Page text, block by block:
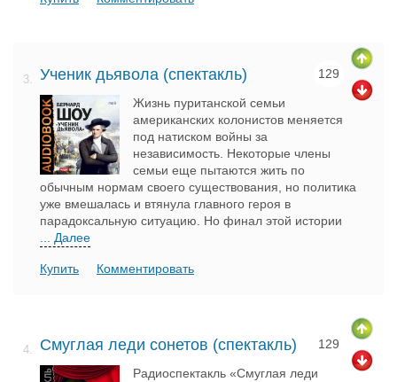
3. Ученик дьявола (спектакль) 129
Жизнь пуританской семьи
американских колонистов меняется
под натиском войны за
независимость. Некоторые члены
семьи еще пытаются жить по
обычным нормам своего существования, но политика
уже вмешалась и втянула главного героя в
парадоксальную ситуацию. Но финал этой истории
... Далее
Купить Комментировать
4. Смуглая леди сонетов (спектакль) 129
Радиоспектакль «Смуглая леди